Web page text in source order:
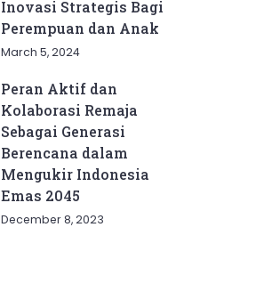
Inovasi Strategis Bagi
Perempuan dan Anak
March 5, 2024
Peran Aktif dan
Kolaborasi Remaja
Sebagai Generasi
Berencana dalam
Mengukir Indonesia
Emas 2045
December 8, 2023